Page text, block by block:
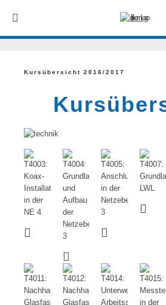
Kursübersicht 2016/2017